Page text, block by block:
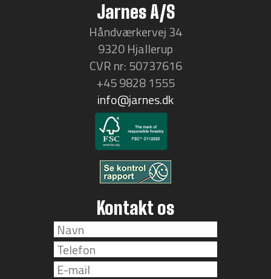
Jarnes A/S
Håndværkervej 34
9320 Hjallerup
CVR nr: 50737616
+45 9828 1555
info@jarnes.dk
Kontakt os